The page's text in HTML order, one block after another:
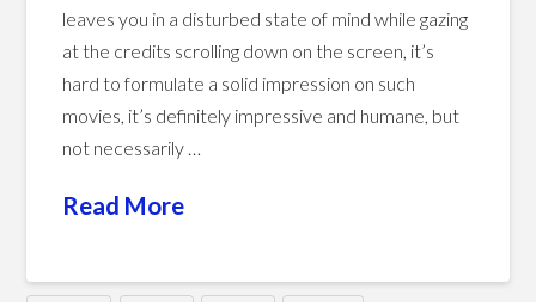
leaves you in a disturbed state of mind while gazing
at the credits scrolling down on the screen, it’s
hard to formulate a solid impression on such
movies, it’s definitely impressive and humane, but
not necessarily …
Read More